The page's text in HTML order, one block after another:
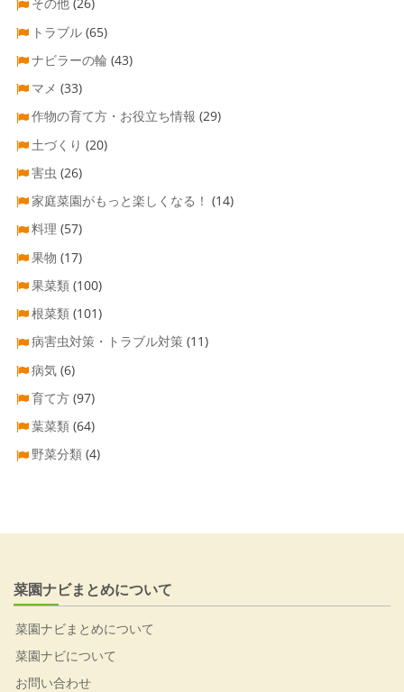
トラブル (65)
ナビラーの輪 (43)
マメ (33)
作物の育て方・お役立ち情報 (29)
土づくり (20)
害虫 (26)
家庭菜園がもっと楽しくなる！ (14)
料理 (57)
果物 (17)
果菜類 (100)
根菜類 (101)
病害虫対策・トラブル対策 (11)
病気 (6)
育て方 (97)
葉菜類 (64)
野菜分類 (4)
菜園ナビまとめについて
菜園ナビまとめについて
菜園ナビについて
お問い合わせ